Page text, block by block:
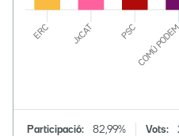
Participació: 82,99% Vots: